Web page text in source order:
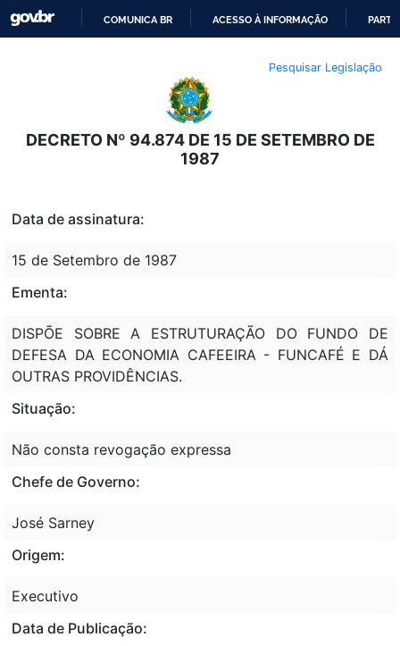
O
CONTEÚDO
COMUNICA BR ACESSO À INFORMAÇÃO
Pesquisar Legislação
DECRETO Nº 94.874 DE 15 DE SETEMBRO DE
1987
Data de assinatura:
15 de Setembro de 1987
Ementa:
DISPÕE SOBRE A ESTRUTURAÇÃO DO FUNDO DE
DEFESA DA ECONOMIA CAFEEIRA - FUNCAFÉ E DÁ
OUTRAS PROVIDÊNCIAS.
Situação:
Não consta revogação expressa
Chefe de Governo:
José Sarney
Origem:
Executivo
Data de Publicação: